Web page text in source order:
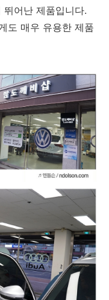
어난 제품입니다.
도 매우 유용한 제품